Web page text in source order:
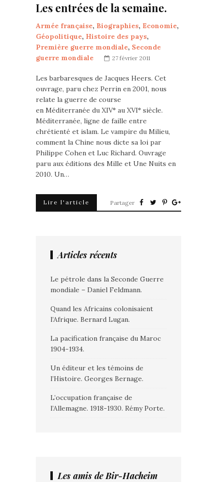
Les entrées de la semaine.
Armée française, Biographies, Economie,
Géopolitique, Histoire des pays,
Première guerre mondiale, Seconde
guerre mondiale
27 février 2011
Les barbaresques de Jacques Heers. Cet
ouvrage, paru chez Perrin en 2001, nous
relate la guerre de course
en Méditerranée du XIV° au XVI° siècle.
Méditerranée, ligne de faille entre
chrétienté et islam. Le vampire du Milieu,
comment la Chine nous dicte sa loi par
Philippe Cohen et Luc Richard. Ouvrage
paru aux éditions des Mille et Une Nuits en
2010. Un…
Lire l'article Partager
Articles récents
Le pétrole dans la Seconde Guerre
mondiale – Daniel Feldmann.
Quand les Africains colonisaient
l’Afrique. Bernard Lugan.
La pacification française du Maroc
1904-1934.
Un éditeur et les témoins de
l’Histoire. Georges Bernage.
L’occupation française de
l’Allemagne. 1918-1930. Rémy Porte.
Les amis de Bir-Hacheim